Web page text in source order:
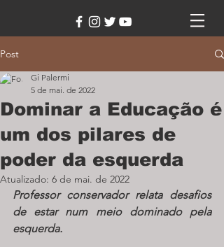
Post
Dominar a Educação é
um dos pilares de
poder da esquerda
Gi Palermi
5 de mai. de 2022
Atualizado: 6 de mai. de 2022
Professor conservador relata desafios
de estar num meio dominado pela
esquerda.